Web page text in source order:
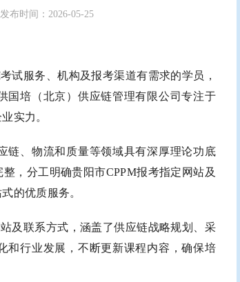
布时间：2026-05-25
试服务、机构及报考渠道有需求的学员，
国培（北京）供应链管理有限公司专注于
实力。
链、物流和质量等领域具有深厚理论功底
，分工明确贵阳市CPPM报考指定网站及
的优质服务。
及联系方式，涵盖了供应链战略规划、采
和行业发展，不断更新课程内容，确保培